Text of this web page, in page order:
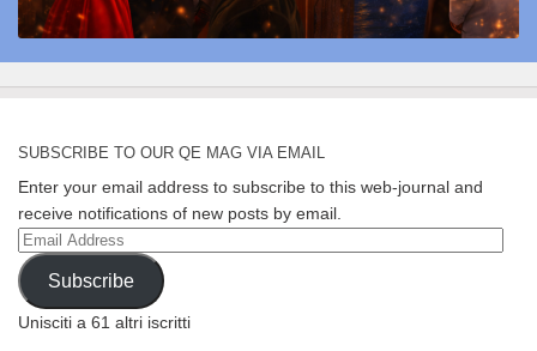
SUBSCRIBE TO OUR QE MAG VIA EMAIL
Enter your email address to subscribe to this web-journal and
receive notifications of new posts by email.
Email
Address
Subscribe
Unisciti a 61 altri iscritti